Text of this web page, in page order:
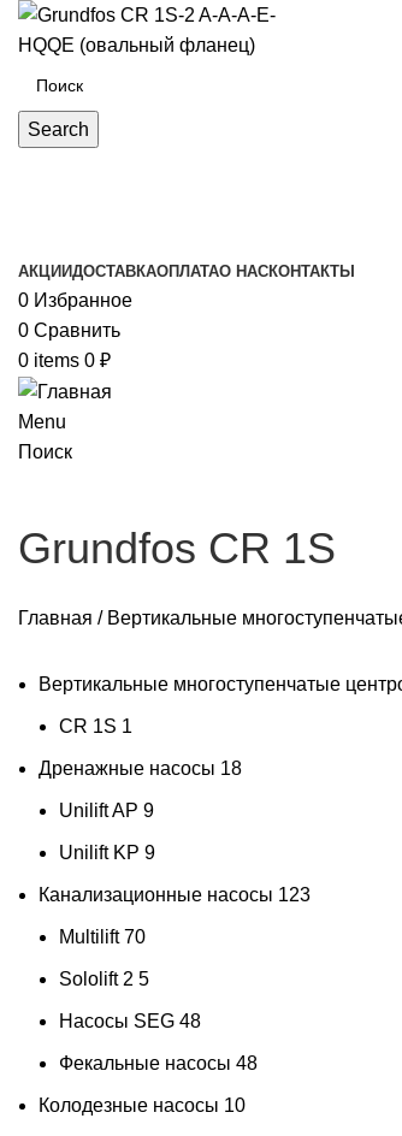
Search
АКЦИИДОСТАВКАОПЛАТАО НАСКОНТАКТЫ
0 Избранное
0 Сравнить
0 items 0 ₽
Menu
Поиск
Grundfos CR 1S
Главная / Вертикальные
Вертикальные многоступенчатые
CR 1S 1
Дренажные насосы 18
Unilift AP 9
Unilift KP 9
Канализационные насосы 123
Multilift 70
Sololift 2 5
Насосы SEG 48
Фекальные насосы 48
Колодезные насосы 10